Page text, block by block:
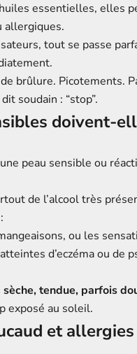
essentielles, elles
allergiques.
tout se passe
brûlure. Picotements.
soudain : “stop”.
doivent-
peau sensible ou
de l’alcool très
ou les
d’eczéma ou de
sèche, tendue, parfois
exposé au soleil.
et